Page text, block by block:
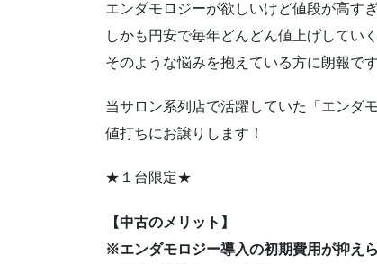
エンダモロジーが欲しいけど値段が高す
しかも円安で毎年どんどん値上げしてい
そのような悩みを抱えている方に朗報です
当サロン系列店で活躍していた「エンダ
値打ちにお譲りします！
★１台限定★
【中古のメリット】
※エンダモロジー導入の初期費用が抑え